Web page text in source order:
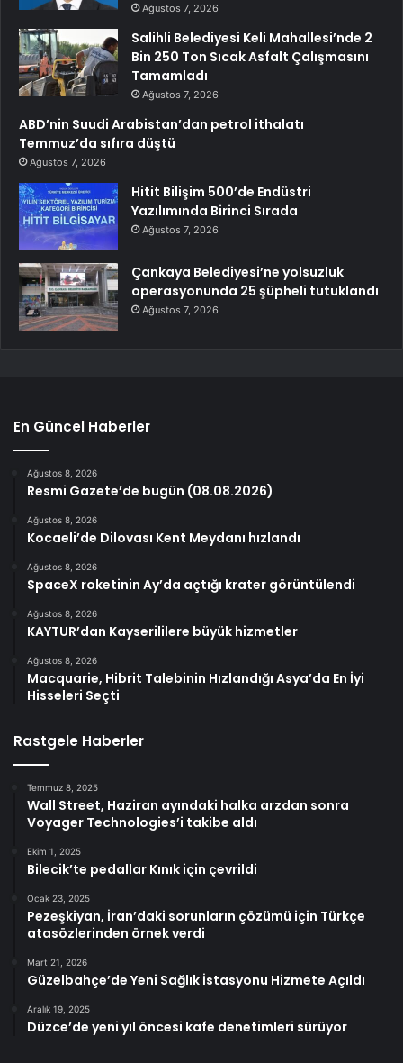
Ağustos 7, 2026
Salihli Belediyesi Keli Mahallesi’nde 2
Bin 250 Ton Sıcak Asfalt Çalışmasını
Tamamladı
Ağustos 7, 2026
ABD’nin Suudi Arabistan’dan petrol ithalatı
Temmuz’da sıfıra düştü
Ağustos 7, 2026
Hitit Bilişim 500’de Endüstri
Yazılımında Birinci Sırada
Ağustos 7, 2026
Çankaya Belediyesi’ne yolsuzluk
operasyonunda 25 şüpheli tutuklandı
Ağustos 7, 2026
En Güncel Haberler
Ağustos 8, 2026
Resmi Gazete’de bugün (08.08.2026)
Ağustos 8, 2026
Kocaeli’de Dilovası Kent Meydanı hızlandı
Ağustos 8, 2026
SpaceX roketinin Ay’da açtığı krater görüntülendi
Ağustos 8, 2026
KAYTUR’dan Kayserililere büyük hizmetler
Ağustos 8, 2026
Macquarie, Hibrit Talebinin Hızlandığı Asya’da En İyi
Hisseleri Seçti
Rastgele Haberler
Temmuz 8, 2025
Wall Street, Haziran ayındaki halka arzdan sonra
Voyager Technologies’i takibe aldı
Ekim 1, 2025
Bilecik’te pedallar Kınık için çevrildi
Ocak 23, 2025
Pezeşkiyan, İran’daki sorunların çözümü için Türkçe
atasözlerinden örnek verdi
Mart 21, 2026
Güzelbahçe’de Yeni Sağlık İstasyonu Hizmete Açıldı
Aralık 19, 2025
Düzce’de yeni yıl öncesi kafe denetimleri sürüyor